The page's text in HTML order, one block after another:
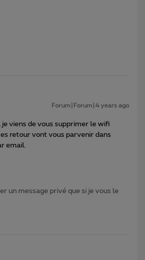
Forum|Forum|4 years ago
, je viens de vous supprimer le wifi
retour vont vous parvenir dans
email.
un message privé que si je vous le